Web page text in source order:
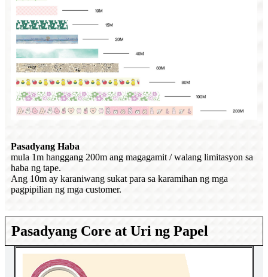
Pasadyang Haba
mula 1m hanggang 200m ang magagamit / walang limitasyon sa
haba ng tape.
Ang 10m ay karaniwang sukat para sa karamihan ng mga
pagpipilian ng mga customer.
Pasadyang Core at Uri ng Papel